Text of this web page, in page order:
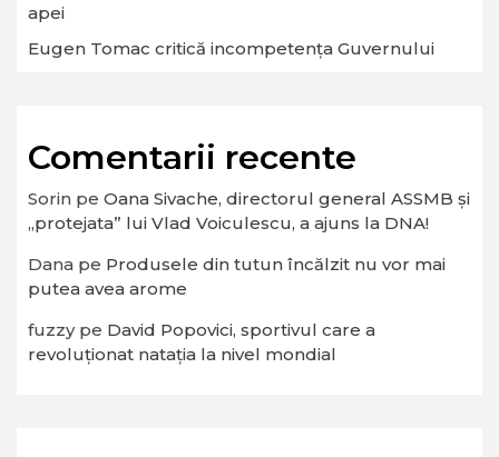
apei
Eugen Tomac critică incompetența Guvernului
Comentarii recente
Sorin pe Oana Sivache, directorul general ASSMB și
„protejata” lui Vlad Voiculescu, a ajuns la DNA!
Dana pe Produsele din tutun încălzit nu vor mai
putea avea arome
fuzzype David Popovici, sportivul care a
revoluționat natația la nivel mondial